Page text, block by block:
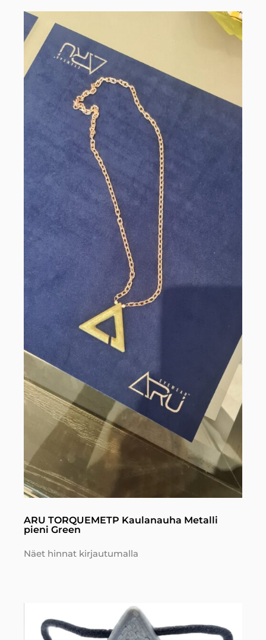
ARU TORQUEMETP Kaulanauha Metalli
pieni Green
Näet hinnat kirjautumalla